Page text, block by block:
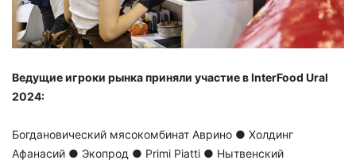
Ведущие игроки рынка приняли участие вInterFood Ural
2024:
Богдановический мясокомбинат Аврино ● Холдинг
Афанасий ● Экопрод ● Primi Piatti ● Нытвенский